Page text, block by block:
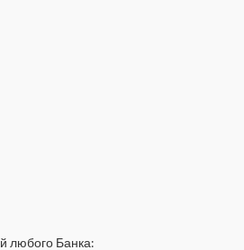
любого Банка: